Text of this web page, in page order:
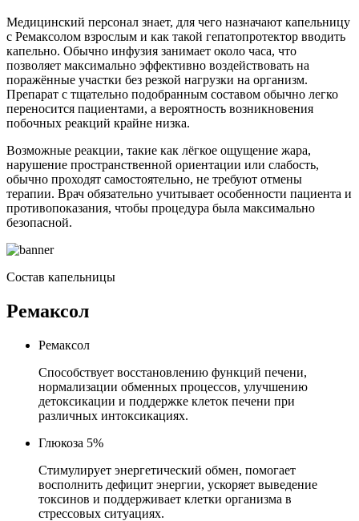
Медицинский персонал знает, для чего назначают капельницу
с Ремаксолом взрослым и как такой гепатопротектор вводить
капельно. Обычно инфузия занимает около часа, что
позволяет максимально эффективно воздействовать на
поражённые участки без резкой нагрузки на организм.
Препарат с тщательно подобранным составом обычно легко
переносится пациентами, а вероятность возникновения
побочных реакций крайне низка.
Возможные реакции, такие как лёгкое ощущение жара,
нарушение пространственной ориентации или слабость,
обычно проходят самостоятельно, не требуют отмены
терапии. Врач обязательно учитывает особенности пациента и
противопоказания, чтобы процедура была максимально
безопасной.
Состав капельницы
Ремаксол
Ремаксол
Способствует восстановлению функций печени,
нормализации обменных процессов, улучшению
детоксикации и поддержке клеток печени при
различных интоксикациях.
Глюкоза 5%
Стимулирует энергетический обмен, помогает
восполнить дефицит энергии, ускоряет выведение
токсинов и поддерживает клетки организма в
стрессовых ситуациях.